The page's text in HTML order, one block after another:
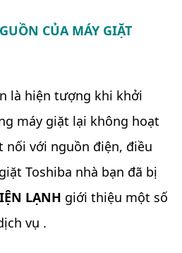
CỦA MÁY GIẶT
là hiện tượng khi khởi
máy giặt lại không hoạt
nối với nguồn điện, điều
Toshiba nhà bạn đã bị
LẠNH giới thiệu một số
vụ .